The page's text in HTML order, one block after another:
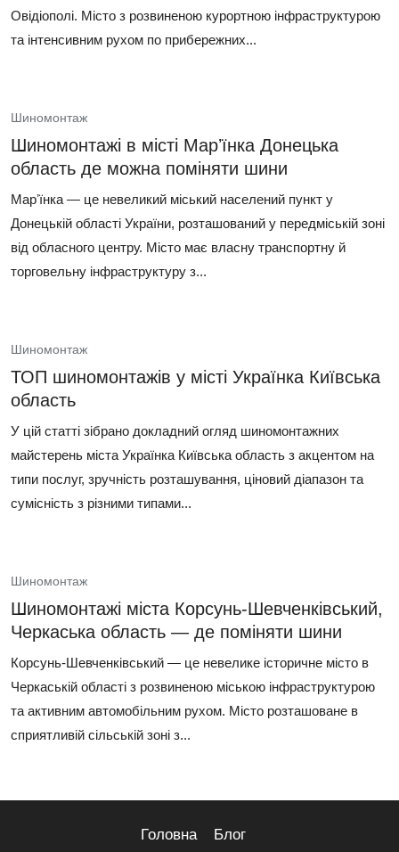
Овідіополі. Місто з розвиненою курортною інфраструктурою
та інтенсивним рухом по прибережних...
Шиномонтаж
Шиномонтажі в місті Марʼїнка Донецька
область де можна поміняти шини
Марʼїнка — це невеликий міський населений пункт у
Донецькій області України, розташований у передміській зоні
від обласного центру. Місто має власну транспортну й
торговельну інфраструктуру з...
Шиномонтаж
ТОП шиномонтажів у місті Українка Київська
область
У цій статті зібрано докладний огляд шиномонтажних
майстерень міста Українка Київська область з акцентом на
типи послуг, зручність розташування, ціновий діапазон та
сумісність з різними типами...
Шиномонтаж
Шиномонтажі міста Корсунь-Шевченківський,
Черкаська область — де поміняти шини
Корсунь-Шевченківський — це невелике історичне місто в
Черкаській області з розвиненою міською інфраструктурою
та активним автомобільним рухом. Місто розташоване в
сприятливій сільській зоні з...
Головна Блог